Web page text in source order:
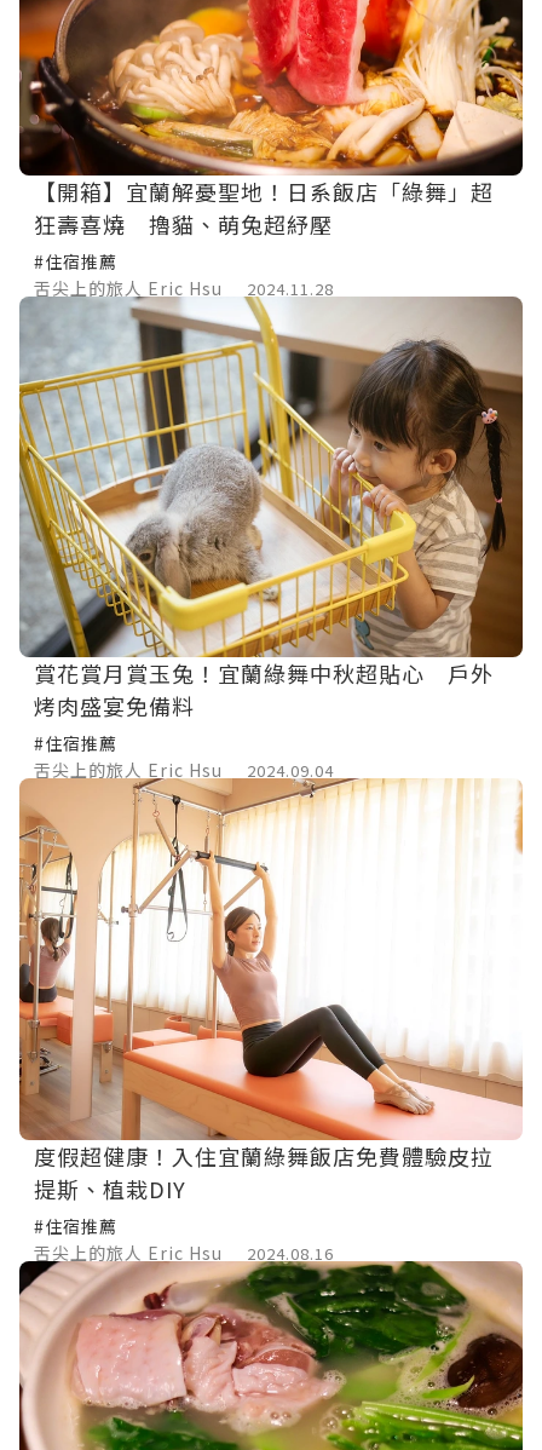
【開箱】宜蘭解憂聖地！日系飯店「綠舞」超
狂壽喜燒 擼貓、萌兔超紓壓
#住宿推薦
舌尖上的旅人 Eric Hsu
2024.11.28
賞花賞月賞玉兔！宜蘭綠舞中秋超貼心 戶外
烤肉盛宴免備料
#住宿推薦
舌尖上的旅人 Eric Hsu
2024.09.04
度假超健康！入住宜蘭綠舞飯店免費體驗皮拉
提斯、植栽DIY
#住宿推薦
舌尖上的旅人 Eric Hsu
2024.08.16